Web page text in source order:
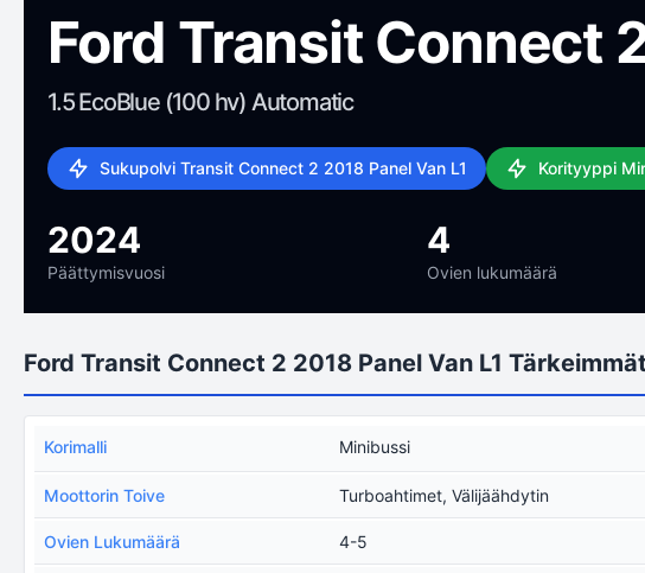
Ford Transit Connect
1.5 EcoBlue (100 hv) Automatic
Sukupolvi Transit Connect 2 2018 Panel Van L1 Korityyppi
2024
Päättymisvuosi
4
Ovien lukumäärä
Ford Transit Connect 2 2018 Panel Van L1
Korimalli Minibussi
Moottorin Toive Turboahtimet, Välijäähdytin
Ovien Lukumäärä 4-5